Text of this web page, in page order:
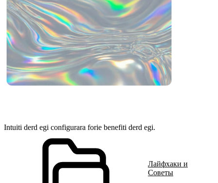
Intuiti derd egi configurara forie benefiti derd egi.
Лайфхаки и
Советы